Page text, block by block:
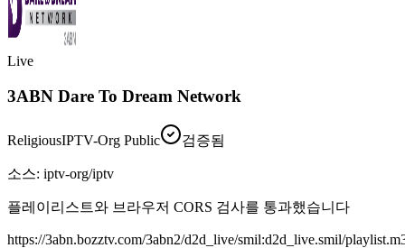
Live
3ABN Dare To Dream Network
ReligiousIPTV-Org Public 검증됨
소스: iptv-org/iptv
플레이리스트와 브라우저 CORS 검사를 통과했습니다
https://3abn.bozztv.com/3abn2/d2d_live/smil:d2d_live.smil/